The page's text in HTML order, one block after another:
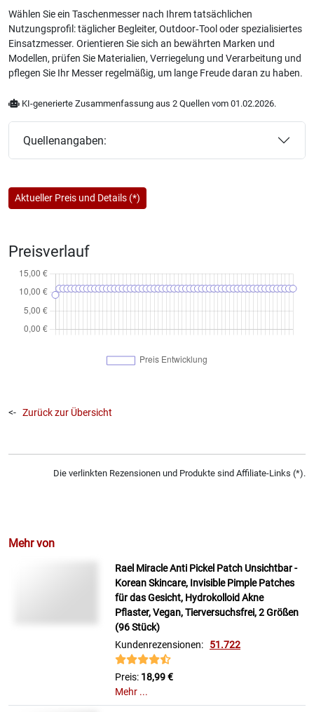
Wählen Sie ein Taschenmesser nach Ihrem tatsächlichen
Nutzungsprofil: täglicher Begleiter, Outdoor‑Tool oder spezialisiertes
Einsatzmesser. Orientieren Sie sich an bewährten Marken und
Modellen, prüfen Sie Materialien, Verriegelung und Verarbeitung und
pflegen Sie Ihr Messer regelmäßig, um lange Freude daran zu haben.
KI-generierte Zusammenfassung aus 2 Quellen vom 01.02.2026.
Quellenangaben:
Aktueller Preis und Details (*)
Preisverlauf
<- Zurück zur Übersicht
Die verlinkten Rezensionen und Produkte sind Affiliate-Links (*).
Mehr von
Rael Miracle Anti Pickel Patch Unsichtbar -
Korean Skincare, Invisible Pimple Patches
für das Gesicht, Hydrokolloid Akne
Pflaster, Vegan, Tierversuchsfrei, 2 Größen
(96 Stück)
Kundenrezensionen: 51.722
Preis: 18,99 €
Mehr ...